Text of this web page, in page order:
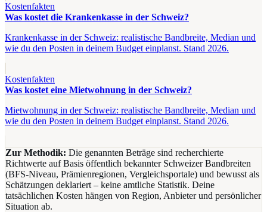
Kostenfakten
Was kostet die Krankenkasse in der Schweiz?
Krankenkasse in der Schweiz: realistische Bandbreite, Median und
wie du den Posten in deinem Budget einplanst. Stand 2026.
Kostenfakten
Was kostet eine Mietwohnung in der Schweiz?
Mietwohnung in der Schweiz: realistische Bandbreite, Median und
wie du den Posten in deinem Budget einplanst. Stand 2026.
Zur Methodik: Die genannten Beträge sind recherchierte
Richtwerte auf Basis öffentlich bekannter Schweizer Bandbreiten
(BFS-Niveau, Prämienregionen, Vergleichsportale) und bewusst als
Schätzungen deklariert – keine amtliche Statistik. Deine
tatsächlichen Kosten hängen von Region, Anbieter und persönlicher
Situation ab.